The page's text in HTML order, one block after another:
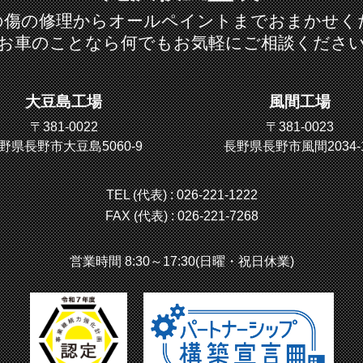
傷の修理からオールペイントまでおまかせく
車のことなら何でもお気軽にご相談くださ
大豆島工場
〒381-0022
県長野市大豆島5060-9
風間工場
〒381-0023
長野県長野市風間
TEL (代表) :026-221-1222
FAX (代表) : 026-221-7268
営業時間 8:30～17:30(日曜・祝日休業)